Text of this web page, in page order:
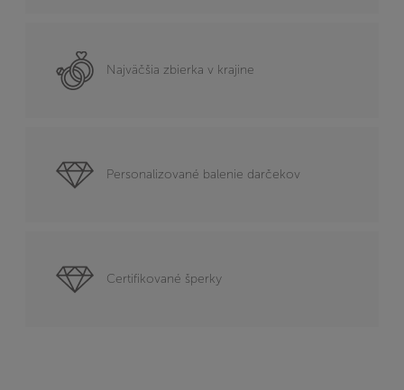
Najväčšia zbierka v krajine
Personalizované balenie darčekov
Certifikované šperky